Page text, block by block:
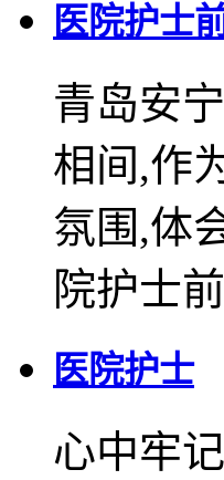
医院护士
青岛安
相间,作
氛围,体
院护士
医院护士
心中牢